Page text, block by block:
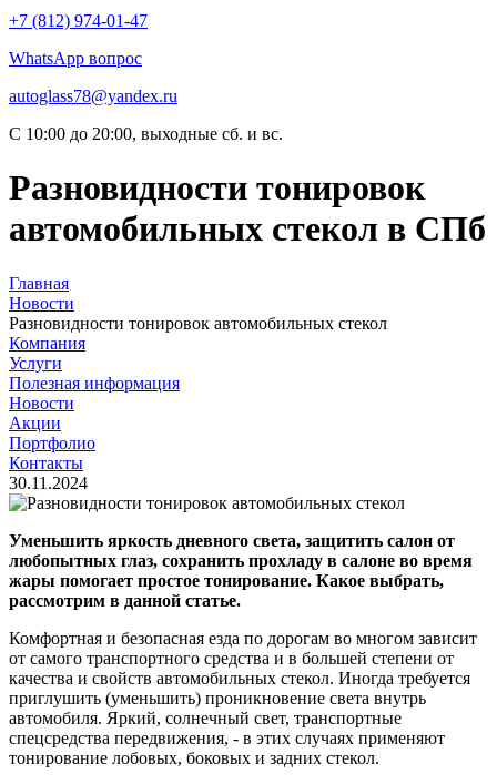
+7 (812) 974-01-47
WhatsApp вопрос
autoglass78@yandex.ru
C 10:00 до 20:00, выходные сб. и вс.
Разновидности тонировок
автомобильных стекол в СПб
Главная
Новости
Разновидности тонировок автомобильных стекол
Компания
Услуги
Полезная информация
Новости
Акции
Портфолио
Контакты
30.11.2024
Уменьшить яркость дневного света, защитить салон от
любопытных глаз, сохранить прохладу в салоне во время
жары помогает простое тонирование. Какое выбрать,
рассмотрим в данной статье.
Комфортная и безопасная езда по дорогам во многом зависит
от самого транспортного средства и в большей степени от
качества и свойств автомобильных стекол. Иногда требуется
приглушить (уменьшить) проникновение света внутрь
автомобиля. Яркий, солнечный свет, транспортные
спецсредства передвижения, - в этих случаях применяют
тонирование лобовых, боковых и задних стекол.